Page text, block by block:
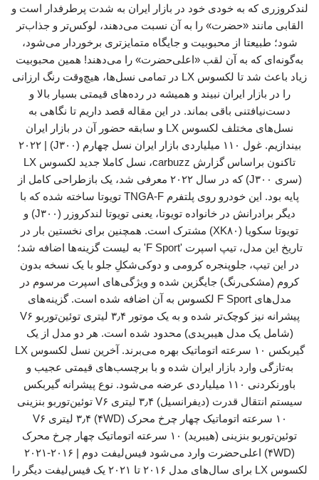
لندکروزری که به خودی خود در بازار ایران به شدت پرطرفدار است و
القابی مانند «حضرت» را به آن نسبت می‌دهند، لوکس‌تر و جذاب‌تر
شود؛ طبیعتا از محبوبیت و جایگاه متمایزتری برخوردار می‌شود،
به‌گونه‌ای که به آن لقب «اعلی‌حضرت» را می‌دهند! همین محبوبیت
زیاد باعث شد تا لکسوس LX در تمامی نسل‌ها، هیچ‌وقت رنگ ارزانی
را در بازار ایران نبیند و همیشه در رده‌های قیمتی بسیار بالا و
دست‌نیافتنی باقی‌ بماند. در این مقاله قصد داریم تا نگاهی به
نسل‌های مختلف لکسوس LX و سابقه حضور آن در بازار ایران
بیندازیم. غول ۱۱۰ میلیاردی بازار ایران نسل چهارم (J۳۰۰) | ۲۰۲۲
تاکنون براساس گزارش carbuzz، نسل کاملا جدید لکسوس LX
(سری J۳۰۰) که در سال ۲۰۲۲ معرفی شد، یک بازطراحی کامل از
پایه بود. این خودرو روی پلتفرم TNGA-F تویوتا ساخته شده که با
دیگر برادرانش در خانواده تویوتا، یعنی تویوتا لندکروزر (J۳۰۰) و
تویوتا سکویا (XK۸۰) مشترک است. همچنین برای نخستین بار در
تاریخ این مدل، تیپ اسپرت 'F Sport' به لیست گزینه‌ها اضافه شد؛
در این تیپ، جلوپنجره کرومی و دوکی‌شکلِ جلو با یک نسخه بدون
کروم (مشکی‌رنگ) جایگزین شده و ویژگی‌های اسپرت مرسوم در
مدل‌های F Sport لکسوس به آن اضافه شده است. گزینه‌های
پیشرانه نیز کوچک‌تر شده و به یک موتور ۳٫۴ لیتری توئین‌توربو V۶
(شامل یک مدل هیبریدی) محدود شده است. هر دو مدل از یک
گیربکس ۱۰ سرعته اتوماتیک بهره می‌برند. آخرین نسل لکسوس LX
به‌تازگی وارد بازار ایران شده و با برچسب‌های قیمتی عجیب و
باورنکردنی ۱۱۰ میلیاردی عرضه می‌شود. نوع پیشرانه گیربکس
سیستم انتقال قدرت (دیفرانسیل) ۳٫۴ لیتری V۶ توئین‌توربو بنزینی
۱۰ سرعته اتوماتیک چهار چرخ محرک (۴WD) ۳٫۴ لیتری V۶
توئین‌توربو بنزینی (هیبرید) ۱۰ سرعته اتوماتیک چهار چرخ محرک
(۴WD) اعلی‌حضرت وارد می‌شود فیس‌لیفت دوم | ۲۰۱۶-۲۰۲۱
لکسوس LX برای سال‌های مدل ۲۰۱۶ تا ۲۰۲۱ یک فیس‌لیفت دیگر را